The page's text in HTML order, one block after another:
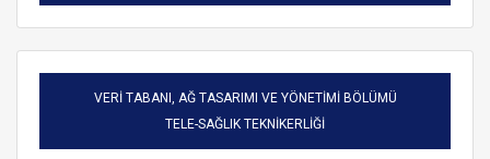
VERİ TABANI, AĞ TASARIMI VE YÖNETİMİ BÖLÜMÜ
TELE-SAĞLIK TEKNİKERLİĞİ